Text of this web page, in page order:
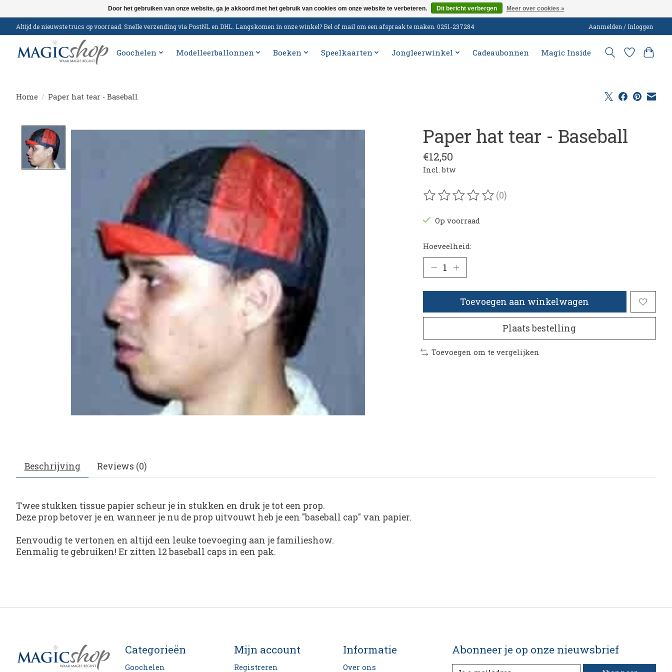
Altijd de nieuwste trucs op voorraad. Snelle verzending via PostNL en DHL. Langskomen in onze winkel? Bel of mail om een afspraak te maken. 0251-237284 Aanmelden / Inloggen
Goochelen Modelleerballonnen Boeken Speelkaarten Jongleerwinkel Cadeaubonnen Magic Inside
Home / Paper hat tear - Baseball
Product image slideshow Items Paper hat tear - Baseball
€12,50
Incl. btw
De beoordeling van dit product is
(0)
Op voorraad
Hoeveelheid:
Toevoegen aan winkelwagen
Plaats bestelling
Toevoegen om te vergelijken
Beschrijving Reviews (0)
Twee stukken tissue papier scheur je in stukken en druk je tot een prop.
Deze prop betover je en wanneer je nu de prop uitvouwt heb je een "baseball cap" van papier.
Eenvoudig te vertonen en altijd een leuke toevoeging aan je familieshow.
Eenmalig te gebruiken! Er zitten 12 baseball caps in een pak.
Categorieën
Goochelen
Mijn account
Registreren
Informatie
Over ons
Abonneer je op onze nieuwsbrief
Door het gebruiken van onze website, ga je akkoord met het gebruik van cookies om onze website te verbeteren. Dit bericht verbergen Meer over cookies »